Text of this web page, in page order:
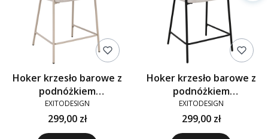
Hoker krzesło barowe z
podnóżkiem
tapicerowane NIKO
beżowe 920-01
EXITODESIGN
299,00 zł
Hoker krzesło barowe z
podnóżkiem
tapicerowane NIKO
beżowe 920-01
EXITODESIGN
299,00 zł